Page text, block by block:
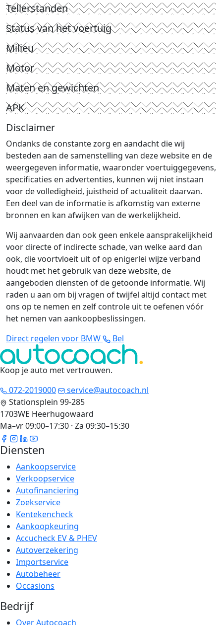
Tellerstanden
Status van het voertuig
Milieu
Motor
Maten en gewichten
APK
Disclaimer
Ondanks de constante zorg en aandacht die wij
besteden aan de samenstelling van deze website en de
weergegeven informatie, waaronder voertuiggegevens,
specificaties en advertenties, kunnen wij niet instaan
voor de volledigheid, juistheid of actualiteit daarvan.
Een deel van de informatie is afkomstig van externe
bronnen en kan afwijken van de werkelijkheid.
Wij aanvaarden dan ook geen enkele aansprakelijkheid
voor directe of indirecte schade, van welke aard dan
ook, die voortvloeit uit of op enigerlei wijze verband
houdt met het gebruik van deze website, de
aangeboden diensten of de getoonde informatie. Wij
raden u aan om bij vragen of twijfel altijd contact met
ons op te nemen en zelf controle uit te oefenen vóór
het nemen van aankoopbeslissingen.
Direct regelen voor BMW
Bel
Koop je auto met vertrouwen.
072-2019000
service@autocoach.nl
Stationsplein 99-285
1703WE Heerhugowaard
Ma–vr 09:00–17:30 · Za 09:30–15:30
Diensten
Aankoopservice
Verkoopservice
Autofinanciering
Zoekservice
Kentekencheck
Aankoopkeuring
Accucheck EV & PHEV
Autoverzekering
Importservice
Autobeheer
Occasions
Bedrijf
Over Autocoach